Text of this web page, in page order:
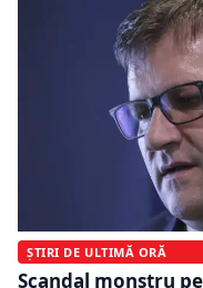
ȘTIRI DE ULTIMĂ ORĂ
Scandal monstru